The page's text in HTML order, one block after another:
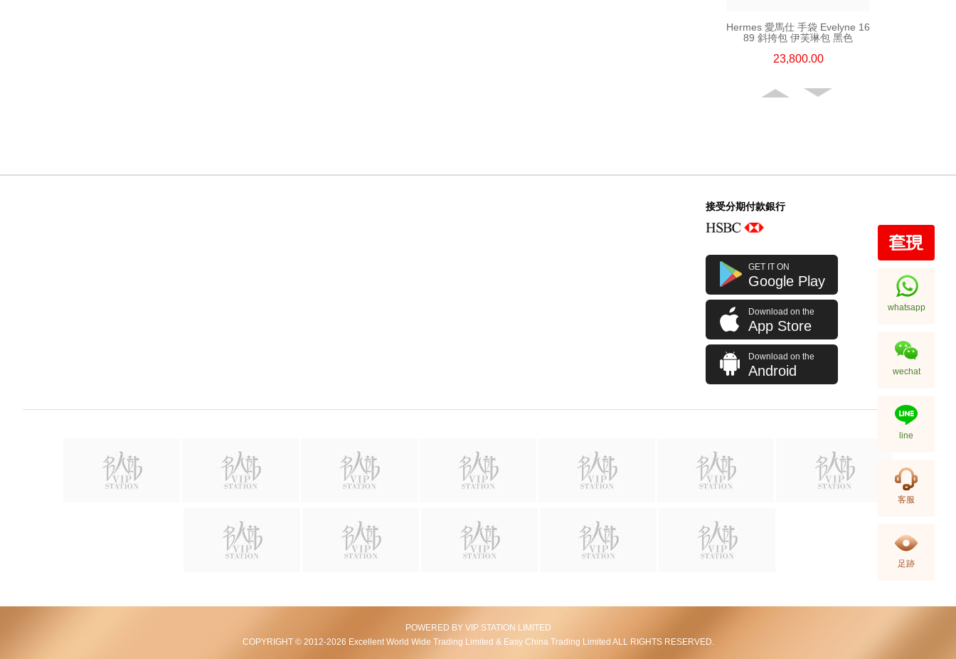
Hermes 愛馬仕 手袋 Evelyne 16
89 斜挎包 伊芙琳包 黑色
23,800.00
Hermes 愛馬仕 手袋 Evelyne 29
89 斜挎包 伊芙琳包 黑色
32,800.00
接受分期付款銀行
GET IT ON
Google Play
Download on the
App Store
Download on the
Android
POWERED BY VIP STATION LIMITED
COPYRIGHT © 2012-2026 Excellent World Wide Trading Limited & Easy China Trading Limited ALL RIGHTS RESERVED.
whatsapp
wechat
line
客服
足跡